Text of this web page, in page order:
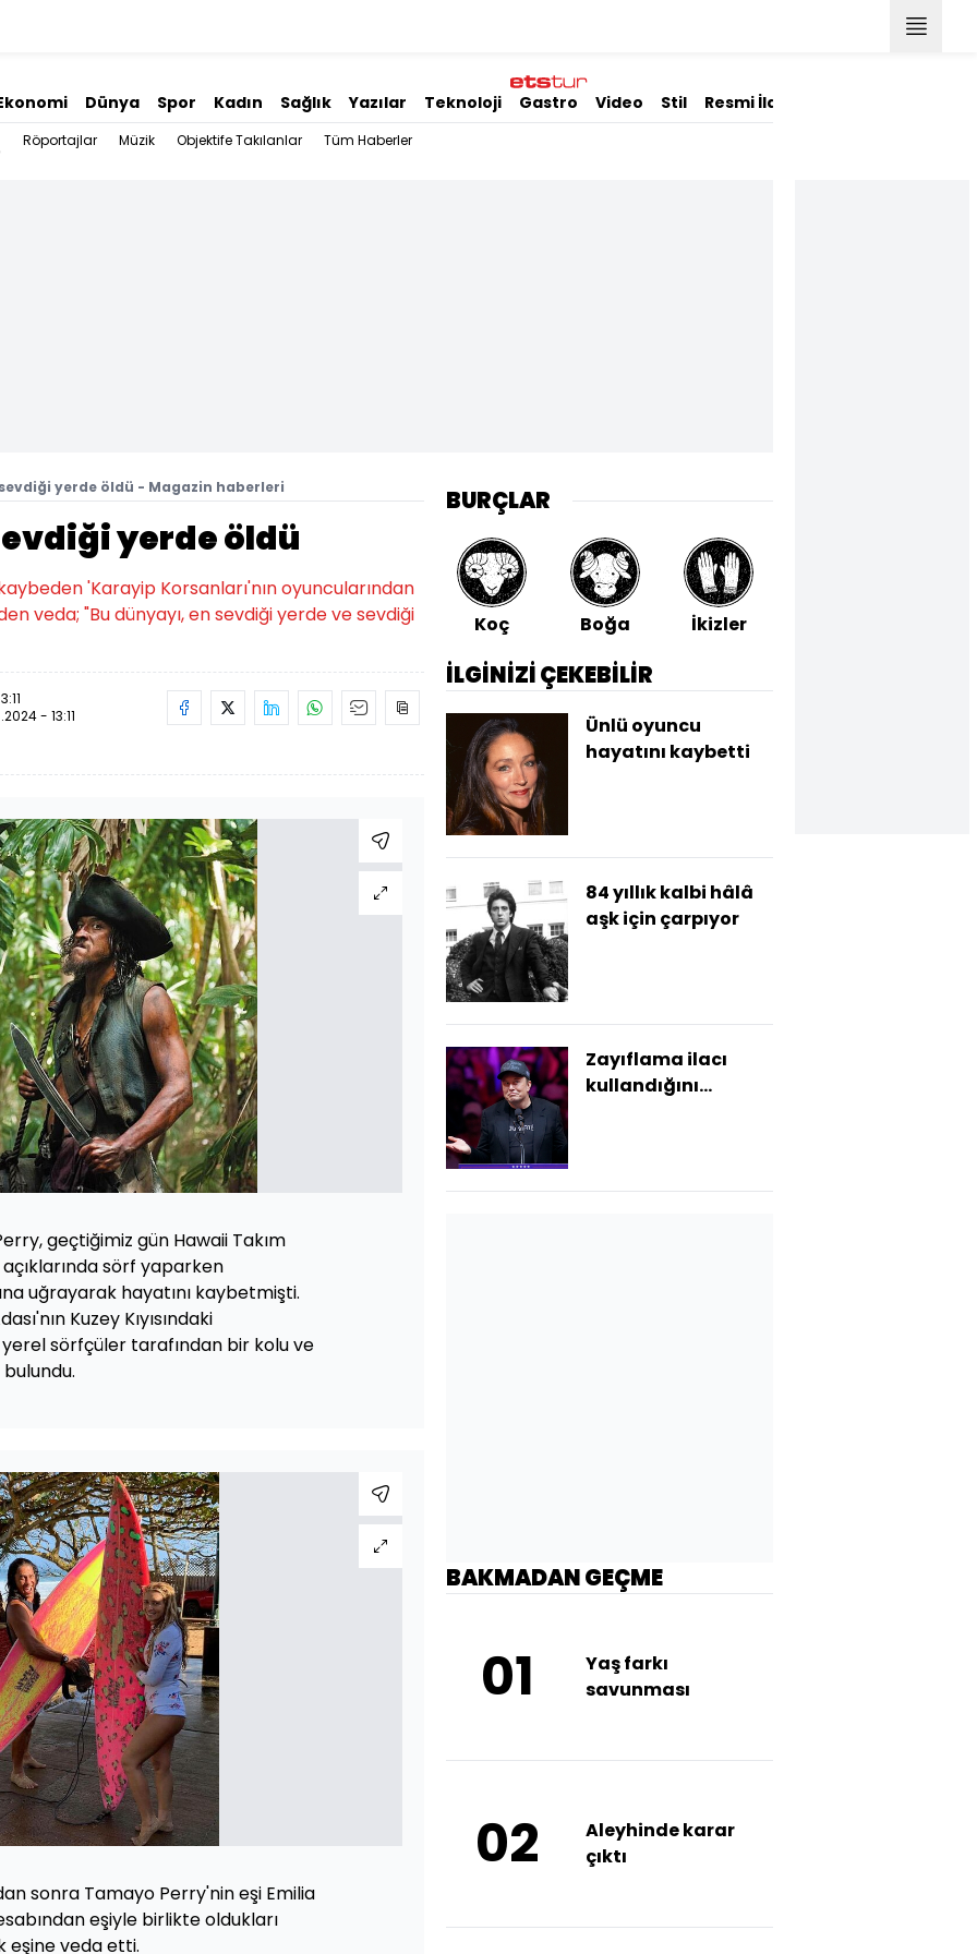
Dünya Spor Kadın Sağlık Yazılar Teknoloji Gastro Video Stil Resmi İlanlar
Röportajlar Müzik Objektife Takılanlar Tüm Haberler
yerde öldü - Magazin haberleri
yerde öldü
kaybeden 'Karayip Korsanları'nın oyuncularından
veda; "Bu dünyayı, en sevdiği yerde ve sevdiği
- 13:11
geçtiğimiz gün Hawaii Takım
açıklarında sörf yaparken
uğrayarak hayatını kaybetmişti.
Kuzey Kıyısındaki
sörfçüler tarafından bir kolu ve
sonra Tamayo Perry'nin eşi Emilia
eşiyle birlikte oldukları
eşine veda etti.
BURÇLAR
Koç Boğa İkizler
İLGİNİZİ ÇEKEBİLİR
Ünlü oyuncu
hayatını kaybetti
84 yıllık kalbi hâlâ
aşk için çarpıyor
Zayıflama ilacı
kullandığını
BAKMADAN GEÇME
01
Yaş farkı
savunması
02
Aleyhinde karar
çıktı